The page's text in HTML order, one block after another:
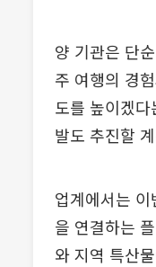
양 기관은 단
주 여행의 경
도를 높이겠
발도 추진할
업계에서는
을 연결하는
와 지역 특산